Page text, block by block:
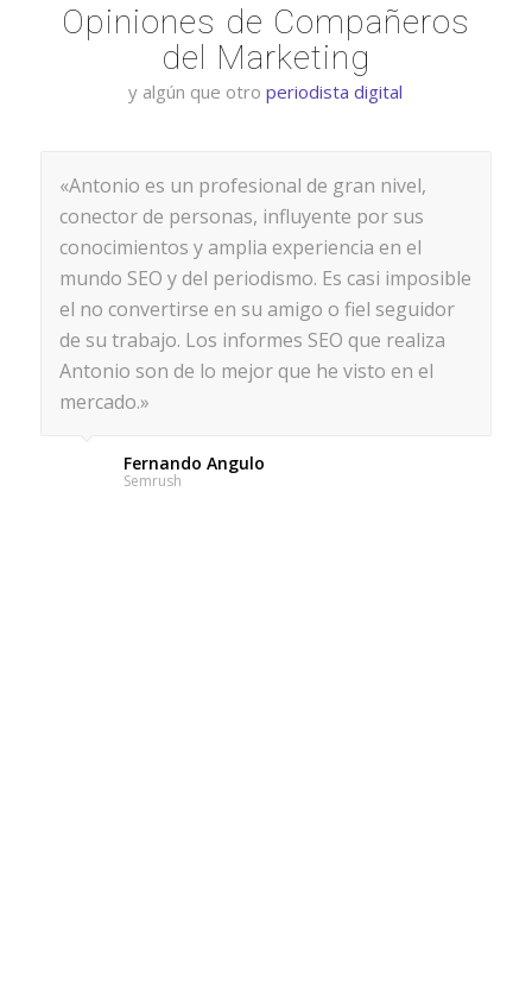
Opiniones de Compañeros
del Marketing
y algún que otroperiodista digital
«Antonio es un profesional de gran nivel,
conector de personas, influyente por sus
conocimientos y amplia experiencia en el
mundo SEO y del periodismo. Es casi imposible
el no convertirse en su amigo o fiel seguidor
de su trabajo. Los informes SEO que realiza
Antonio son de lo mejor que he visto en el
mercado.»
Fernando Angulo
Semrush